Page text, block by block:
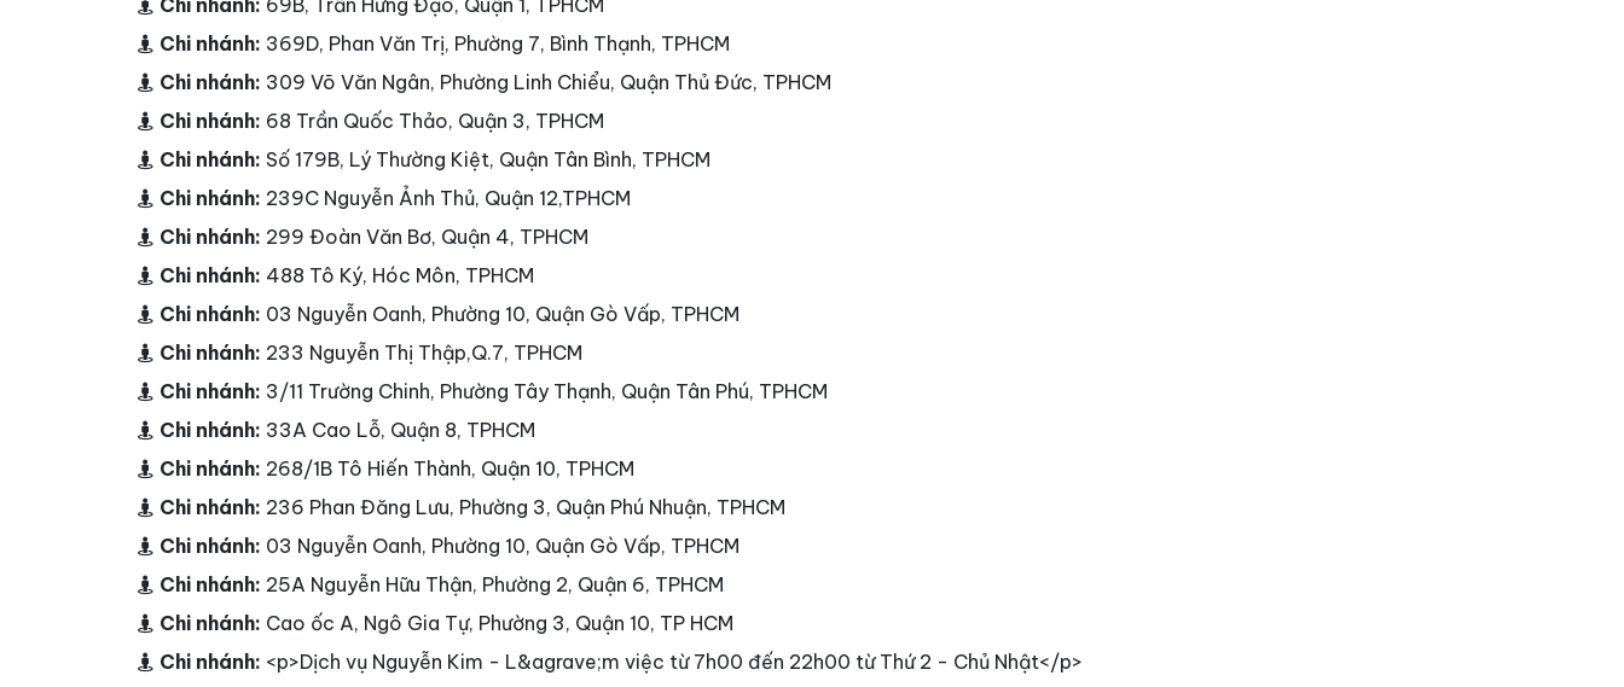
Chi nhánh: 369D, Phan Văn Trị, Phường 7, Bình Thạnh, TPHCM
Chi nhánh: 309 Võ Văn Ngân, Phường Linh Chiểu, Quận Thủ Đức, TPHCM
Chi nhánh: 68 Trần Quốc Thảo, Quận 3, TPHCM
Chi nhánh: Số 179B, Lý Thường Kiệt, Quận Tân Bình, TPHCM
Chi nhánh: 239C Nguyễn Ảnh Thủ, Quận 12,TPHCM
Chi nhánh: 299 Đoàn Văn Bơ, Quận 4, TPHCM
Chi nhánh: 488 Tô Ký, Hóc Môn, TPHCM
Chi nhánh: 03 Nguyễn Oanh, Phường 10, Quận Gò Vấp, TPHCM
Chi nhánh: 233 Nguyễn Thị Thập,Q.7, TPHCM
Chi nhánh: 3/11 Trường Chinh, Phường Tây Thạnh, Quận Tân Phú, TPHCM
Chi nhánh: 33A Cao Lỗ, Quận 8, TPHCM
Chi nhánh: 268/1B Tô Hiến Thành, Quận 10, TPHCM
Chi nhánh: 236 Phan Đăng Lưu, Phường 3, Quận Phú Nhuận, TPHCM
Chi nhánh: 03 Nguyễn Oanh, Phường 10, Quận Gò Vấp, TPHCM
Chi nhánh: 25A Nguyễn Hữu Thận, Phường 2, Quận 6, TPHCM
Chi nhánh: Cao ốc A, Ngô Gia Tự, Phường 3, Quận 10, TP HCM
Chi nhánh: <p>Dịch vụ Nguyễn Kim - L&agrave;m việc từ 7h00 đến 22h00 từ Thứ 2 - Chủ Nhật</p>